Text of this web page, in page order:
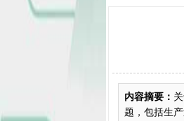
内容摘要：
题，包括生